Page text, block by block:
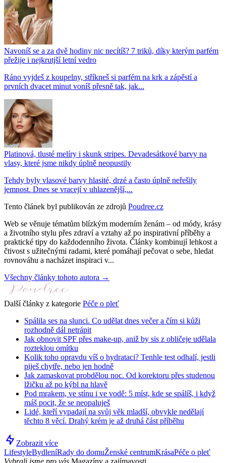
Navoníš se a za dvě hodiny nic necítíš? 7 triků, díky kterým parfém
přežije i nejkrutjší letní vedro
Ráno vyjdeš z koupelny, stříkneš si parfém na krk a zápěstí a
prvních dvacet minut voníš přesně tak, jak...
Platinová, tlusté melíry i skunk stripes. Devadesátkové barvy na
vlasy, které jsme nikdy úplně neopustily
Tehdy byly vlasové barvy hlasité, drzé a často úplně neřešily
jemnost. Dnes se vracejí v uhlazenější,...
Tento článek byl publikován ze zdrojů Poudree.cz
Web se věnuje tématům blízkým moderním ženám – od módy, krásy
a životního stylu přes zdraví a vztahy až po inspirativní příběhy a
praktické tipy do každodenního života. Články kombinují lehkost a
čtivost s užitečnými radami, které pomáhají pečovat o sebe, hledat
rovnováhu a nacházet inspiraci v...
Všechny články tohoto autora →
Další články z kategorie Péče o pleť
Spálila ses na slunci. Co udělat dnes večer a čím si kůži
rozhodně dál netrápit
Jak obnovit SPF přes make-up, aniž by sis z obličeje udělala
rozteklou omítku
Kolik toho opravdu víš o hydrataci? Tenhle test odhalí, jestli
piješ chytře, nebo jen hodně
Jak zamaskovat probdělou noc. Od korektoru přes studenou
lžičku až po kýbl na hlavě
Pod mrakem, ve stínu i ve vodě: 5 míst, kde se spálíš, i když
máš pocit, že se neopaluješ
Lidé, kteří vypadají na svůj věk mladší, obvykle nedělají
těchto 8 věcí. Drahý krém je až druhá část příběhu
Zobrazit více
LifestyleBydleníRady do domuŽenské centrumKrásaPéče o pleť
Vybrali jsme pro vás Magazíny a zajímavosti